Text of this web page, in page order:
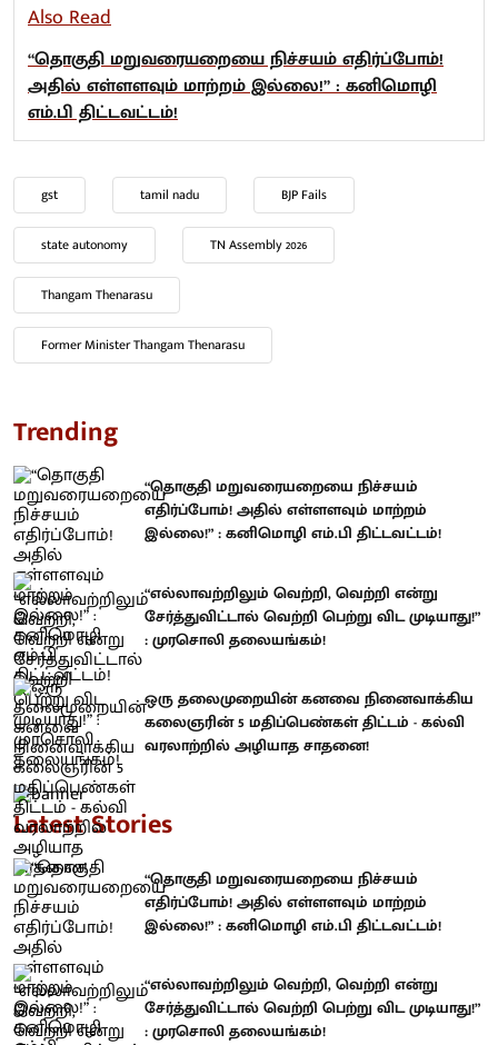
Also Read
“தொகுதி மறுவரையறையை நிச்சயம் எதிர்ப்போம்!
அதில் எள்ளளவும் மாற்றம் இல்லை!” : கனிமொழி
எம்.பி திட்டவட்டம்!
gst tamil nadu BJP Fails
state autonomy TN Assembly 2026
Thangam Thenarasu
Former Minister Thangam Thenarasu
Trending
“தொகுதி மறுவரையறையை நிச்சயம்
எதிர்ப்போம்! அதில் எள்ளளவும் மாற்றம்
இல்லை!” : கனிமொழி எம்.பி திட்டவட்டம்!
“எல்லாவற்றிலும் வெற்றி, வெற்றி என்று
சேர்த்துவிட்டால் வெற்றி பெற்று விட முடியாது!”
: முரசொலி தலையங்கம்!
ஒரு தலைமுறையின் கனவை நினைவாக்கிய
கலைஞரின் 5 மதிப்பெண்கள் திட்டம் - கல்வி
வரலாற்றில் அழியாத சாதனை!
Latest Stories
“தொகுதி மறுவரையறையை நிச்சயம்
எதிர்ப்போம்! அதில் எள்ளளவும் மாற்றம்
இல்லை!” : கனிமொழி எம்.பி திட்டவட்டம்!
“எல்லாவற்றிலும் வெற்றி, வெற்றி என்று
சேர்த்துவிட்டால் வெற்றி பெற்று விட முடியாது!”
: முரசொலி தலையங்கம்!